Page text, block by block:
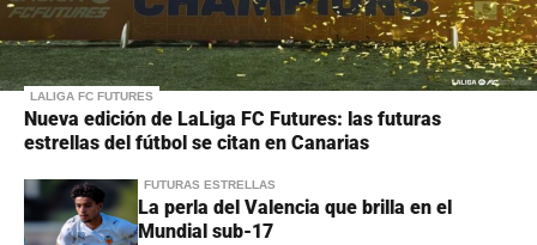
LALIGA FC FUTURES
Nueva edición de LaLiga FC Futures: las futuras
estrellas del fútbol se citan en Canarias
FUTURAS ESTRELLAS
La perla del Valencia que brilla en el
Mundial sub-17